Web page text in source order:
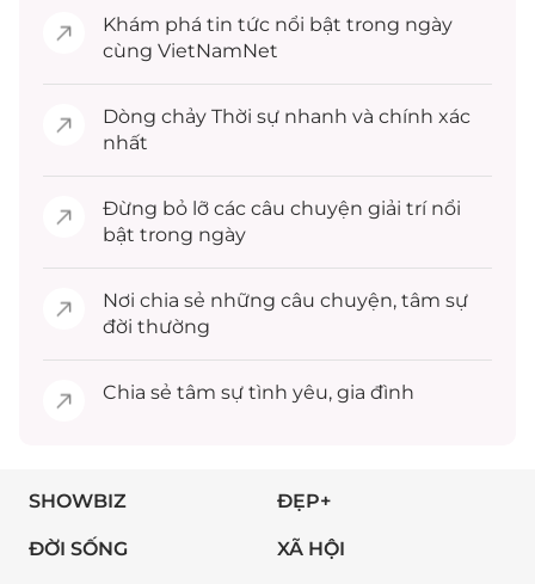
Khám phá tin tức nổi bật trong ngày
cùng VietNamNet
Dòng chảy Thời sự nhanh và chính xác
nhất
Đừng bỏ lỡ các câu chuyện giải trínổi
bật trong ngày
Nơi chia sẻ những câu chuyện, tâm sự
đời thường
Chia sẻ tâm sự tình yêu, gia đình
SHOWBIZ ĐẸP+
ĐỜI SỐNG XÃ HỘI